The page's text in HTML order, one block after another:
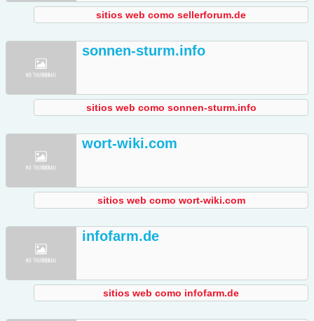
sitios web como sellerforum.de
sonnen-sturm.info
sitios web como sonnen-sturm.info
wort-wiki.com
sitios web como wort-wiki.com
infofarm.de
sitios web como infofarm.de